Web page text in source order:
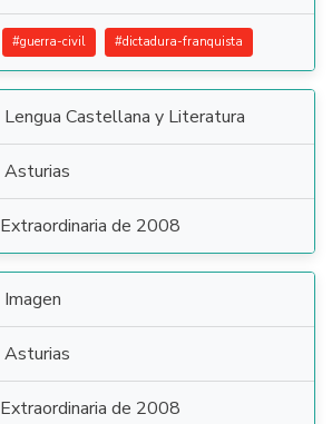
#guerra-civil #dictadura-franquista
Lengua Castellana y Literatura
Asturias
Extraordinaria de 2008
Imagen
Asturias
Extraordinaria de 2008